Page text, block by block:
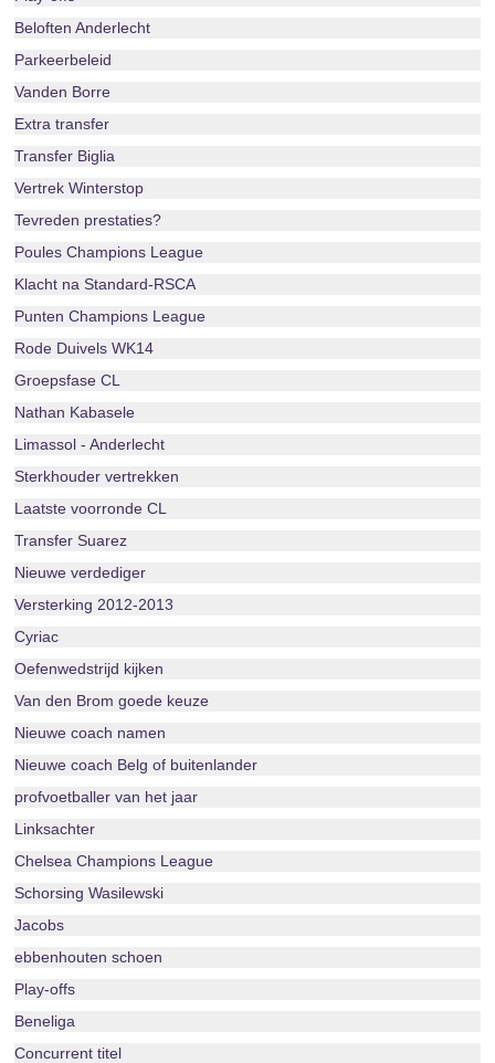
Beloften Anderlecht
Parkeerbeleid
Vanden Borre
Extra transfer
Transfer Biglia
Vertrek Winterstop
Tevreden prestaties?
Poules Champions League
Klacht na Standard-RSCA
Punten Champions League
Rode Duivels WK14
Groepsfase CL
Nathan Kabasele
Limassol - Anderlecht
Sterkhouder vertrekken
Laatste voorronde CL
Transfer Suarez
Nieuwe verdediger
Versterking 2012-2013
Cyriac
Oefenwedstrijd kijken
Van den Brom goede keuze
Nieuwe coach namen
Nieuwe coach Belg of buitenlander
profvoetballer van het jaar
Linksachter
Chelsea Champions League
Schorsing Wasilewski
Jacobs
ebbenhouten schoen
Play-offs
Beneliga
Concurrent titel